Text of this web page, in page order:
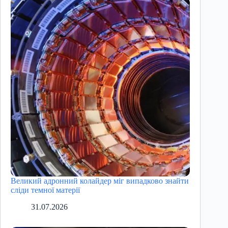
Великий адронний колайдер міг випадково знайти
сліди темної матерії
31.07.2026